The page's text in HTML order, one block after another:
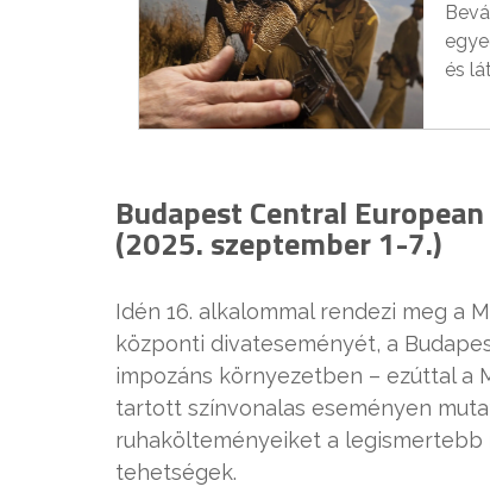
és
Budapest Central
(2025. szeptember 1-7.)
Idén 16. alkalommal rendezi meg a
központi divateseményét, a
impozáns környezetben – ezúttal a
tartott színvonalas eseményen
ruhakölteményeiket a
tehetségek.